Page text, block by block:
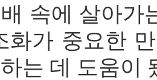
속에 살아가
화가 중요한
는 데 도움이